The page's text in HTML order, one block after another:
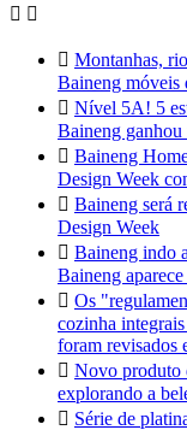
 
 Montanhas,
Baineng móveis
 Nível 5A! 5
Baineng
 Baineng
Design Week
 Baineng será
Design Week
 Baineng indo
Baineng
 Os
cozinha
foram revisados
 Novo produto
explorando a
 Série de